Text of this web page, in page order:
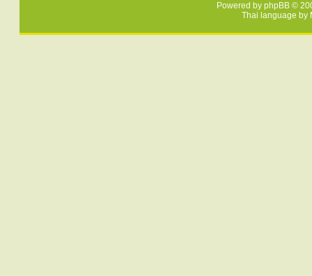
Powered by phpBB ©
Thai language by